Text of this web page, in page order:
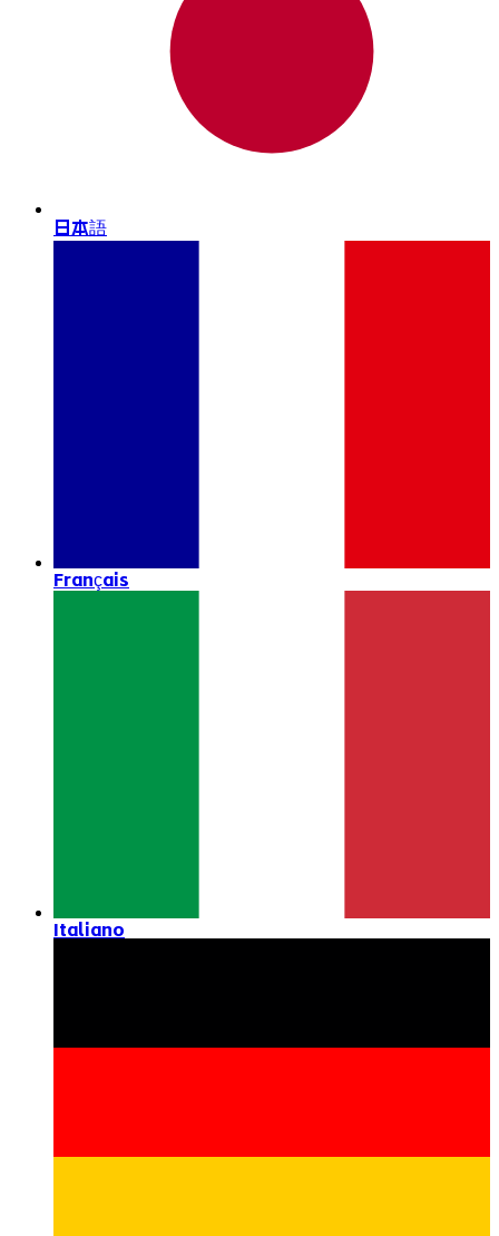
日本語
Français
Italiano